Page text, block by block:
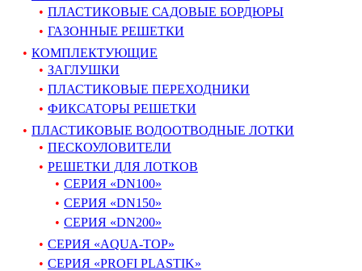
ПЛАСТИКОВЫЕ САДОВЫЕ БОРДЮРЫ
ГАЗОННЫЕ РЕШЕТКИ
КОМПЛЕКТУЮЩИЕ
ЗАГЛУШКИ
ПЛАСТИКОВЫЕ ПЕРЕХОДНИКИ
ФИКСАТОРЫ РЕШЕТКИ
ПЛАСТИКОВЫЕ ВОДООТВОДНЫЕ ЛОТКИ
ПЕСКОУЛОВИТЕЛИ
РЕШЕТКИ ДЛЯ ЛОТКОВ
СЕРИЯ «DN100»
СЕРИЯ «DN150»
СЕРИЯ «DN200»
СЕРИЯ «AQUA-TOP»
СЕРИЯ «PROFI PLASTIK»